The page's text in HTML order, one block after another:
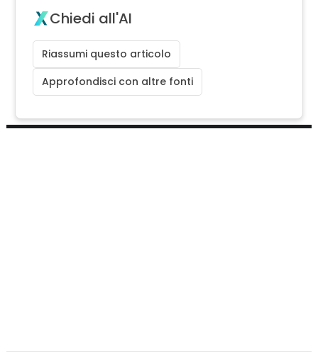
Chiedi all'AI
Riassumi questo articolo
Approfondisci con altre fonti